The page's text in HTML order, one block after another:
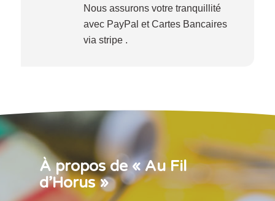
Nous assurons votre tranquillité
avec PayPal et Cartes Bancaires
via stripe .
À propos de « Au Fil
d’Horus »